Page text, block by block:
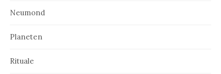
Neumond
Planeten
Rituale